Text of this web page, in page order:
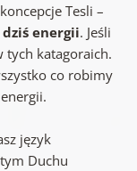
Tesli –
energii. Jeśli
tych katagoraich.
co robimy
język
Duchu